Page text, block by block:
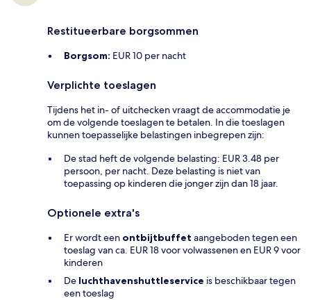
Restitueerbare borgsommen
Borgsom: EUR 10 per nacht
Verplichte toeslagen
Tijdens het in- of uitchecken vraagt de accommodatie je
om de volgende toeslagen te betalen. In die toeslagen
kunnen toepasselijke belastingen inbegrepen zijn:
De stad heft de volgende belasting: EUR 3.48 per
persoon, per nacht. Deze belasting is niet van
toepassing op kinderen die jonger zijn dan 18 jaar.
Optionele extra's
Er wordt een ontbijtbuffet aangeboden tegen een
toeslag van ca. EUR 18 voor volwassenen en EUR 9 voor
kinderen
De luchthavenshuttleservice is beschikbaar tegen
een toeslag